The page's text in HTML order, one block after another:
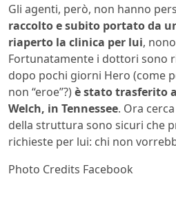
Gli agenti, però, non hanno
raccolto e subito portato da
riaperto la clinica per lui,
Fortunatamente i dottori sono
dopo pochi giorni Hero (come
non “eroe”?)è stato trasferito
Welch, in Tennessee. Ora
della struttura sono sicuri che
richieste per lui: chi non
Photo Credits Facebook